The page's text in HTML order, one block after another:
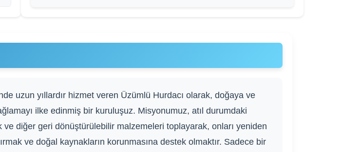
uzun yıllardır hizmet veren Üzümlü Hurdacı olarak, doğaya ve
ilke edinmiş bir kuruluşuz. Misyonumuz, atıl durumdaki
ve diğer geri dönüştürülebilir malzemeleri toplayarak, onları yeniden
ve doğal kaynakların korunmasına destek olmaktır. Sadece bir